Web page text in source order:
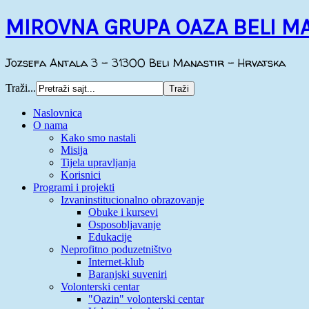
MIROVNA GRUPA OAZA BELI
Jozsefa Antala 3 - 31300 Beli Manastir - Hrvatska
Traži...
Naslovnica
O nama
Kako smo nastali
Misija
Tijela upravljanja
Korisnici
Programi i projekti
Izvaninstitucionalno obrazovanje
Obuke i kursevi
Osposobljavanje
Edukacije
Neprofitno poduzetništvo
Internet-klub
Baranjski suveniri
Volonterski centar
"Oazin" volonterski centar